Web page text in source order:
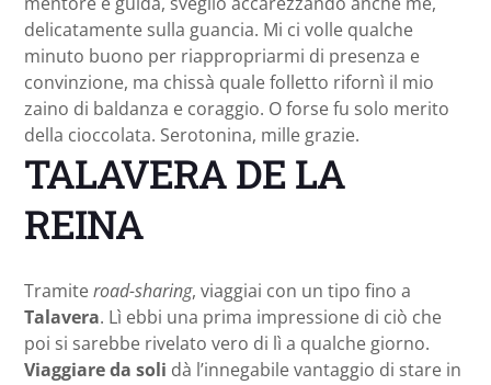
delicatamente sulla guancia. Mi ci volle qualche
minuto buono per riappropriarmi di presenza e
convinzione, ma chissà quale folletto rifornì il mio
zaino di baldanza e coraggio. O forse fu solo merito
della cioccolata. Serotonina, mille grazie.
TALAVERA DE LA
REINA
Tramiteroad-sharing, viaggiai con un tipo fino a
Talavera. Lì ebbi una prima impressione di ciò che
poi si sarebbe rivelato vero di lì a qualche giorno.
Viaggiare da soli dà l’innegabile vantaggio di stare in